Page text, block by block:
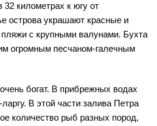
32 километрах к югу от
острова украшают красные и
с крупными валунами. Бухта
огромным песчаном-галечным
богат. В прибрежных водах
В этой части залива Петра
количество рыб разных пород,